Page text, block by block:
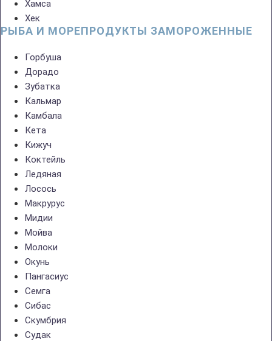
Хамса
Хек
РЫБА И МОРЕПРОДУКТЫ ЗАМОРОЖЕННЫЕ
Горбуша
Дорадо
Зубатка
Кальмар
Камбала
Кета
Кижуч
Коктейль
Ледяная
Лосось
Макрурус
Мидии
Мойва
Молоки
Окунь
Пангасиус
Семга
Сибас
Скумбрия
Судак